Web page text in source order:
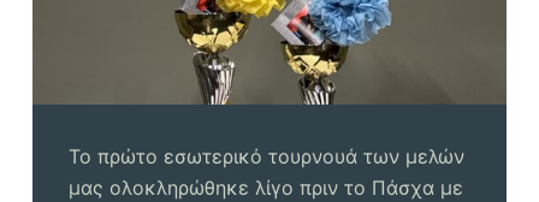
Το πρώτο εσωτερικό τουρνουά των μελών
μας ολοκληρώθηκε λίγο πριν το Πάσχα με